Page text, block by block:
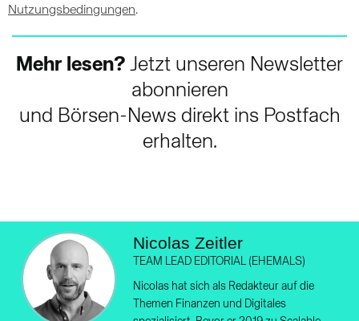
Nutzungsbedingungen.
Mehr lesen? Jetzt unseren Newsletter
abonnieren
und Börsen-News direkt ins Postfach
erhalten.
Nicolas Zeitler
TEAM LEAD EDITORIAL (EHEMALS)
Nicolas hat sich als Redakteur auf die
Themen Finanzen und Digitales